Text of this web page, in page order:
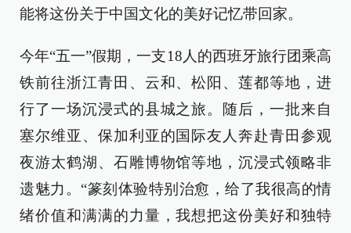
能将这份关于中国文化的美好记忆带回家。
今年“五一”假期，一支18人的西班牙旅行团乘高
铁前往浙江青田、云和、松阳、莲都等地，进
行了一场沉浸式的县城之旅。随后，一批来自
塞尔维亚、保加利亚的国际友人奔赴青田参观
夜游太鹤湖、石雕博物馆等地，沉浸式领略非
遗魅力。“篆刻体验特别治愈，给了我很高的情
绪价值和满满的力量，我想把这份美好和独特